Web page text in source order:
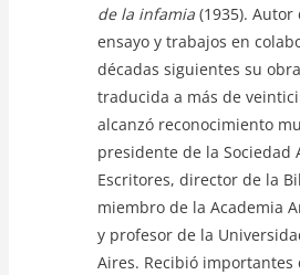
de la infamia (1935).
ensayo y trabajos en
décadas siguientes su
traducida a más de
alcanzó reconocimiento
presidente de la Sociedad
Escritores, director de la
miembro de la Academia
y profesor de la
Aires. Recibió importantes